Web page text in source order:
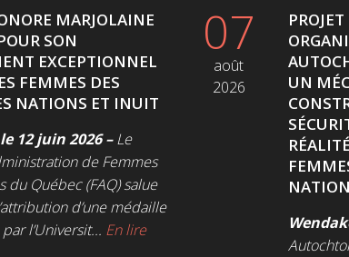
MARJOLAINE
SON
EXCEPTIONNEL
FEMMES DES
NATIONS ET INUIT
12 juin 2026 –Le
de Femmes
du Québec (FAQ) salue
d’une médaille
l’Universit... En lire
07
août
2026
UN